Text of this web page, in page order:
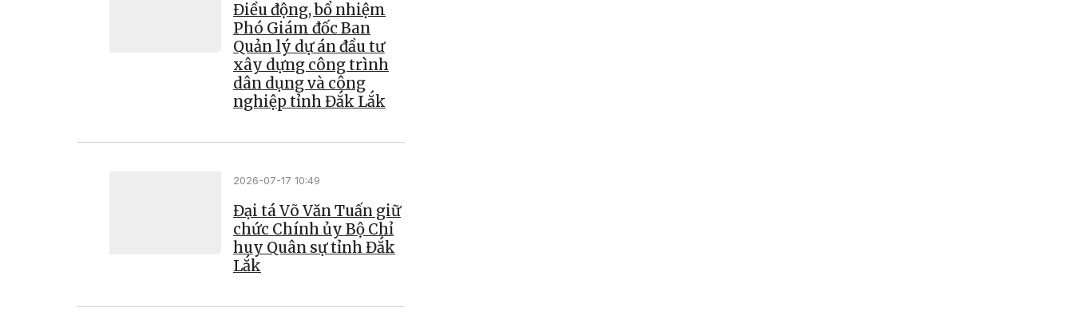
Điều động, bổ nhiệm
Phó Giám đốc Ban
Quản lý dự án đầu tư
xây dựng công trình
dân dụng và công
nghiệp tỉnh Đắk Lắk
2026-07-17 10:49
Đại tá Võ Văn Tuấn giữ
chức Chính ủy Bộ Chỉ
huy Quân sự tỉnh Đắk
Lắk